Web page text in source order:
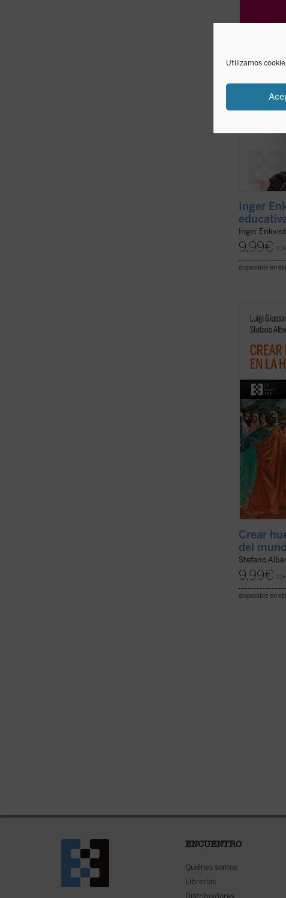
Utilizamos
inclusivo y
Inger
Inger
9,99€
disponible en
La clave
el
imprevisto
que el
es ...(ver
Crear
del
Stefano
9,99€
disponible en
ENCUENTRO
Quiénes somos
Librerías
Distribuidores